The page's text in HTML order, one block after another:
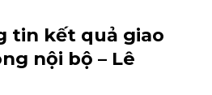
tin kết quả giao
nội bộ – Lê